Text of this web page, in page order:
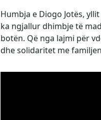
Humbja e Diogo Jotës,
ka ngjallur dhimbje të
botën. Që nga lajmi për
dhe solidaritet me